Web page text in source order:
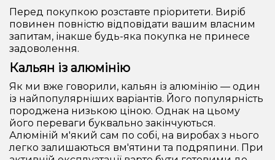
Перед покупкою розставте пріоритети. Виріб
повинен повністю відповідати вашим власним
запитам, інакше будь-яка покупка не принесе
задоволення.
Кальян із алюмінію
Як ми вже говорили, кальян із алюмінію — один
із найпопулярніших варіантів. Його популярність
породжена низькою ціною. Однак на цьому
його переваги буквально закінчуються.
Алюміній м'який сам по собі, на виробах з нього
легко залишаються вм'ятини та подряпини. При